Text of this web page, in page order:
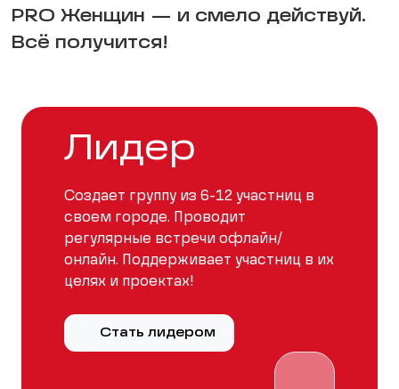
PRO Женщин — и смело действуй.
Всё получится!
Лидер
Создает группу из 6-12 участниц в
своем городе. Проводит
регулярные встречи офлайн/
онлайн. Поддерживает участниц в их
целях и проектах!
Стать лидером